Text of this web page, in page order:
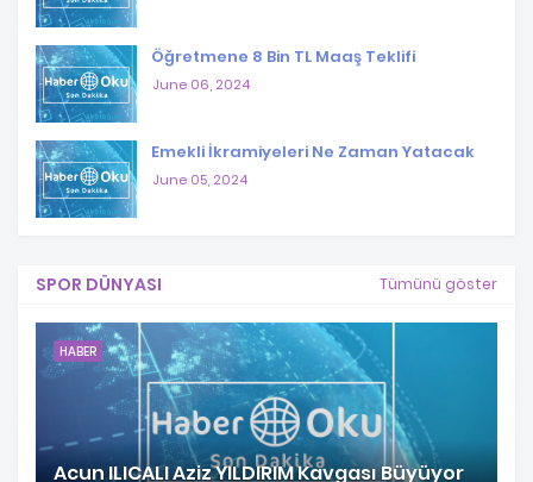
Öğretmene 8 Bin TL Maaş Teklifi
June 06, 2024
Emekli İkramiyeleri Ne Zaman Yatacak
June 05, 2024
SPOR DÜNYASI Tümünü göster
HABER
Acun ILICALI Aziz YILDIRIM Kavgası Büyüyor